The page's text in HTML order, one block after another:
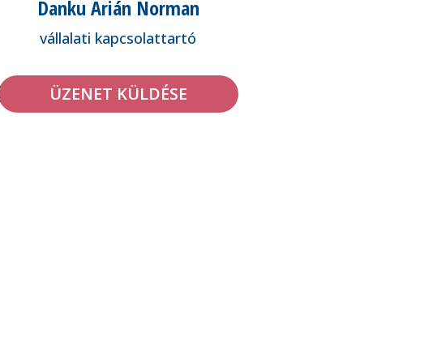
Danku Arián Norman
vállalati kapcsolattartó
ÜZENET KÜLDÉSE